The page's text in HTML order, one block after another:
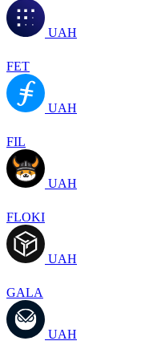
UAH
FET
UAH
FIL
UAH
FLOKI
UAH
GALA
UAH